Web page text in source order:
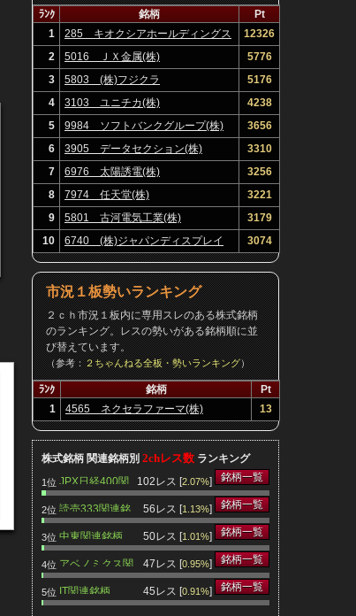
ﾗﾝｸ 銘柄
Pt
1
285 キオクシアホールディングス
(株)
12326
2
5016 ＪＸ金属(株)
5776
3
5803 (株)フジクラ
5176
4
3103 ユニチカ(株)
4238
5
9984 ソフトバンクグループ(株)
3656
6
3905 データセクション(株)
3310
7
6976 太陽誘電(株)
3256
8
7974 任天堂(株)
3221
9
5801 古河電気工業(株)
3179
10
6740 (株)ジャパンディスプレイ 3074
市況１板勢いランキング
２ｃｈ市況１板内に専用スレのある株式銘柄
のランキング。レスの勢いがある銘柄順に並
び替えています。
（参考：２ちゃんねる全板・勢いランキング）
ﾗﾝｸ 銘柄
Pt
1
4565 ネクセラファーマ(株) 13
株式銘柄 関連銘柄別 2chレス数 ランキング
1位 JPX日経400関
連銘柄
102レス [2.07%] 銘柄一覧
2位 読売333関連銘
柄
56レス [1.13%] 銘柄一覧
3位 中東関連銘柄 50レス [1.01%] 銘柄一覧
4位 アベノミクス関
連銘柄
47レス [0.95%] 銘柄一覧
5位 IT関連銘柄 45レス [0.91%] 銘柄一覧